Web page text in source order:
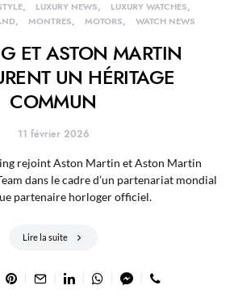
LUXURY NEWS
LUXURY WATCHES
MONTRES MOTORS WATCH NEWS
ET ASTON MARTIN
UN HÉRITAGE
COMMUN
11 février 2026
rejoint Aston Martin et Aston Martin
dans le cadre d’un partenariat mondial
partenaire horloger officiel.
Lire la suite